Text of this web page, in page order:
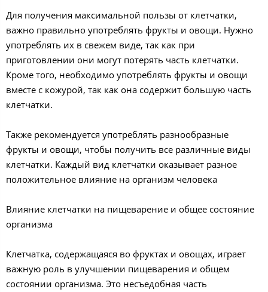
Для получения максимальной пользы от клетчатки,
важно правильно употреблять фрукты и овощи. Нужно
употреблять их в свежем виде, так как при
приготовлении они могут потерять часть клетчатки.
Кроме того, необходимо употреблять фрукты и овощи
вместе с кожурой, так как она содержит большую часть
клетчатки.
Также рекомендуется употреблять разнообразные
фрукты и овощи, чтобы получить все различные виды
клетчатки. Каждый вид клетчатки оказывает разное
положительное влияние на организм человека
Влияние клетчатки на пищеварение и общее состояние
организма
Клетчатка, содержащаяся во фруктах и овощах, играет
важную роль в улучшении пищеварения и общем
состоянии организма. Это несъедобная часть